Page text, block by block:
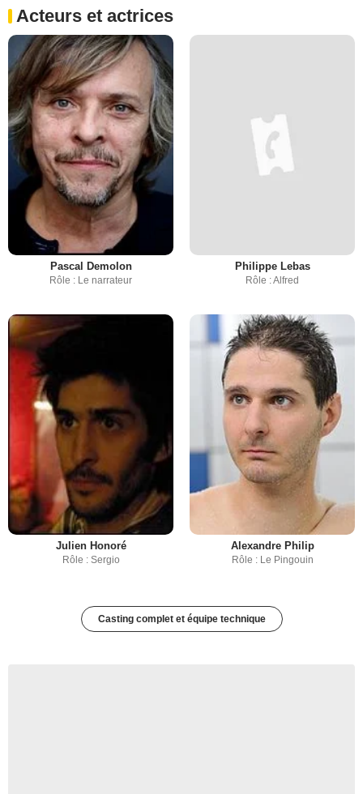
Acteurs et actrices
Pascal Demolon
Rôle : Le narrateur
Philippe Lebas
Rôle : Alfred
Julien Honoré
Rôle : Sergio
Alexandre Philip
Rôle : Le Pingouin
Casting complet et équipe technique